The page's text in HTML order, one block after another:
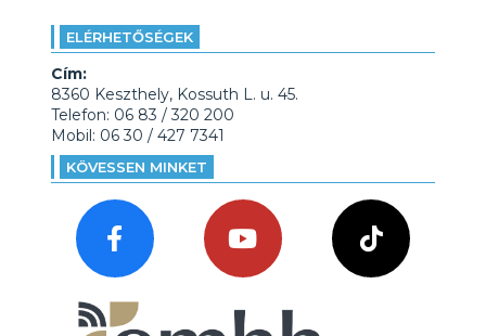
ELÉRHETŐSÉGEK
Cím:
8360 Keszthely, Kossuth L. u. 45.
Telefon: 06 83 / 320 200
Mobil: 06 30 / 427 7341
KÖVESSEN MINKET